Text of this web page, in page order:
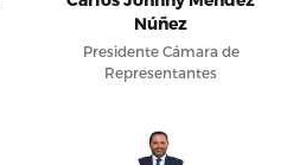
Núñez
Presidente Cámara de
Representantes